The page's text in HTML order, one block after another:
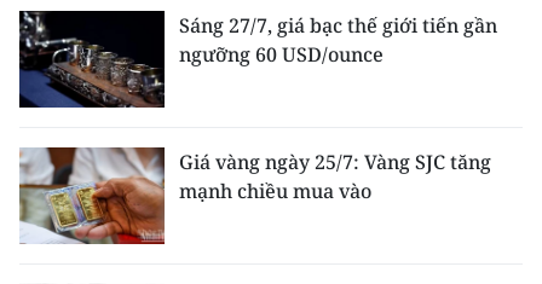
Sáng 27/7, giá bạc thế giới tiến gần
ngưỡng 60 USD/ounce
Giá vàng ngày 25/7: Vàng SJC tăng
mạnh chiều mua vào